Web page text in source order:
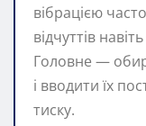
вібрацією
відчуттів
Головне —
і вводити їх
тиску.